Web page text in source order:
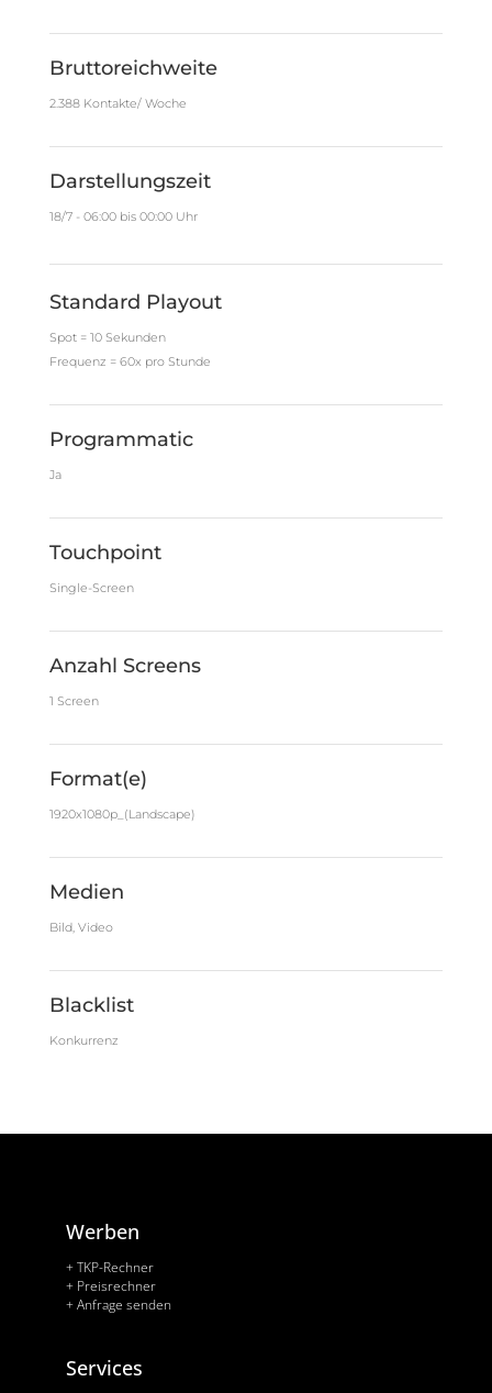
Bruttoreichweite
2.388 Kontakte/ Woche
Darstellungszeit
18/7 - 06:00 bis 00:00 Uhr
Standard Playout
Spot = 10 Sekunden
Frequenz = 60x pro Stunde
Programmatic
Ja
Touchpoint
Single-Screen
Anzahl Screens
1 Screen
Format(e)
1920x1080p_(Landscape)
Medien
Bild, Video
Blacklist
Konkurrenz
Werben
+ TKP-Rechner
+ Preisrechner
+ Anfrage senden
Services